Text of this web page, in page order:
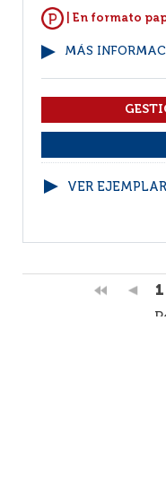
| En formato
MÁS
VER
1